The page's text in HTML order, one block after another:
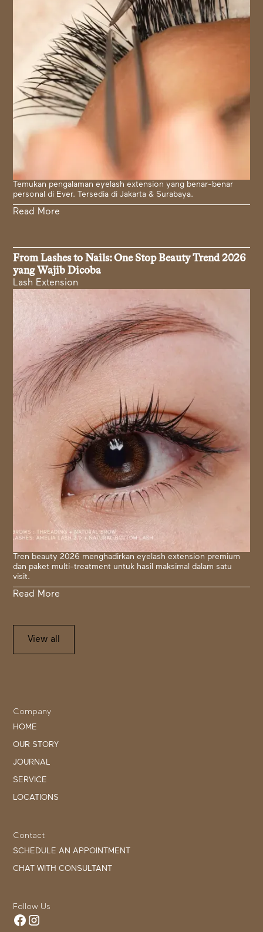
Temukan pengalaman eyelash extension yang benar-benar
personal di Ever. Tersedia di Jakarta & Surabaya.
Read More
From Lashes to Nails: One Stop Beauty Trend 2026
yang Wajib Dicoba
Lash Extension
Tren beauty 2026 menghadirkan eyelash extension premium
dan paket multi-treatment untuk hasil maksimal dalam satu
visit.
Read More
View all
Company
HOME
OUR STORY
JOURNAL
SERVICE
LOCATIONS
Contact
SCHEDULE AN APPOINTMENT
CHAT WITH CONSULTANT
Follow Us